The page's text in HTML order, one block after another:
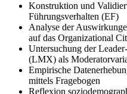
Konstruktion und
Führungsverhalten (EF)
Analyse der
auf das Organizational
Untersuchung der
(LMX) als
Empirische
mittels Fragebogen
Reflexion